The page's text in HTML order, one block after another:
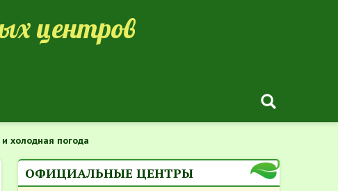
центров
холодная погода
ОФИЦИАЛЬНЫЕ ЦЕНТРЫ